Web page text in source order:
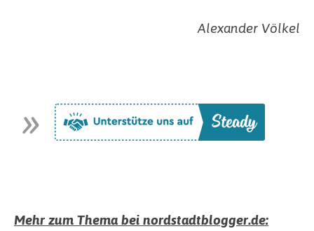
Alexander Völkel
Mehr zum Thema bei nordstadtblogger.de: